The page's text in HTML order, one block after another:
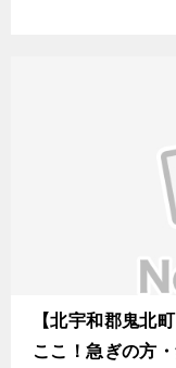
【北宇和郡鬼北
ここ！急ぎの方